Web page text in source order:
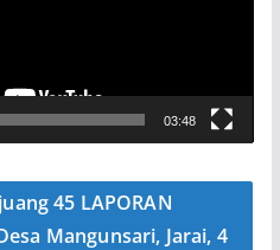
03:48
45 LAPORAN
Mangunsari, Jarai, 4